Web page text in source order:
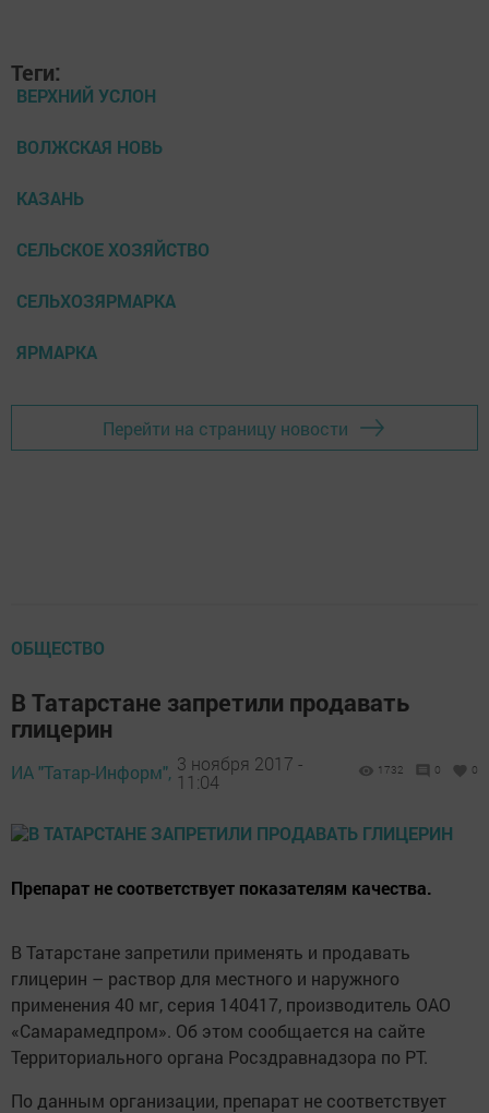
Теги:
ВЕРХНИЙ УСЛОН
ВОЛЖСКАЯ НОВЬ
КАЗАНЬ
СЕЛЬСКОЕ ХОЗЯЙСТВО
СЕЛЬХОЗЯРМАРКА
ЯРМАРКА
Перейти на страницу новости
ОБЩЕСТВО
В Татарстане запретили продавать
глицерин
ИА "Татар-Информ", 3 ноября 2017 -
11:04
1732 0 0
Препарат не соответствует показателям качества.
В Татарстане запретили применять и продавать
глицерин – раствор для местного и наружного
применения 40 мг, серия 140417, производитель ОАО
«Самарамедпром». Об этом сообщается на сайте
Территориального органа Росздравнадзора по РТ.
По данным организации, препарат не соответствует